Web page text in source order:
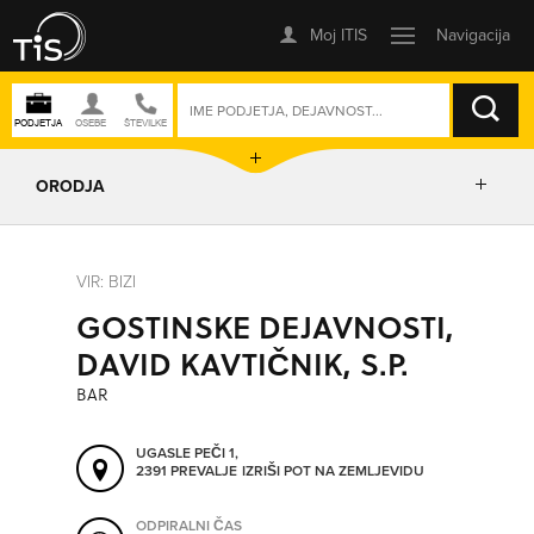
ISKANJE
ORODJA
IZRIŠI POT
POŠLJI SMS
ORODJA
VIR: BIZI
GOSTINSKE DEJAVNOSTI,
DAVID KAVTIČNIK, S.P.
BAR
UGASLE PEČI 1,
2391 PREVALJE IZRIŠI POT NA ZEMLJEVIDU
ODPIRALNI ČAS